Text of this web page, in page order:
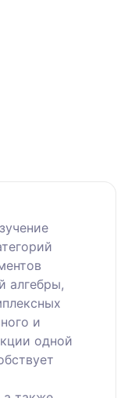
алгебры,
и
одной